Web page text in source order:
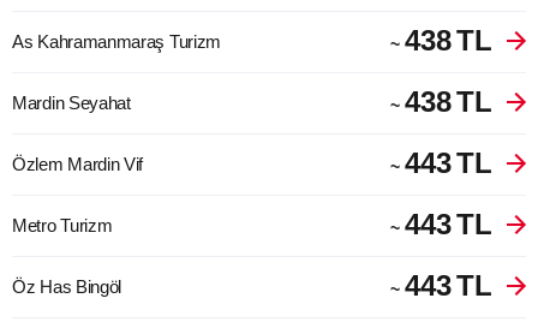
As Kahramanmaraş Turizm ~ 438TL
Mardin Seyahat ~ 438TL
Özlem Mardin Vif ~ 443TL
Metro Turizm ~ 443TL
Öz Has Bingöl ~ 443TL